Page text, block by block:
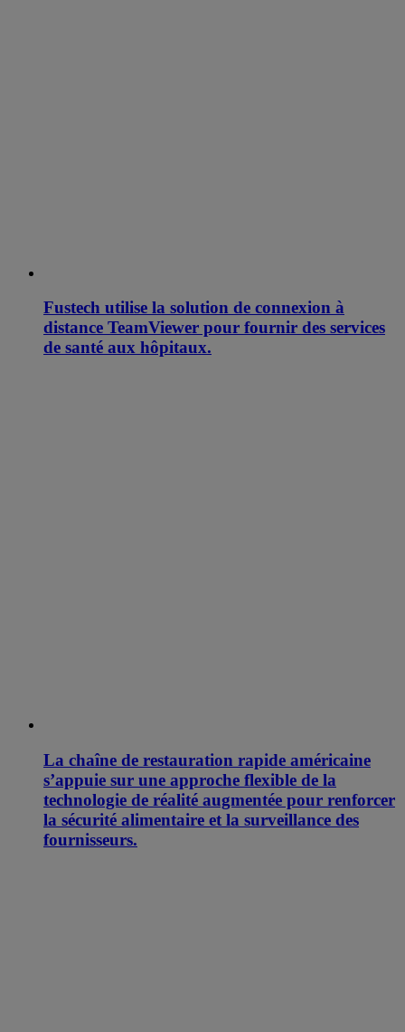
Fustech utilise la solution de connexion à
distance TeamViewer pour fournir des services
de santé aux hôpitaux.
La chaîne de restauration rapide américaine
s’appuie sur une approche flexible de la
technologie de réalité augmentée pour renforcer
la sécurité alimentaire et la surveillance des
fournisseurs.